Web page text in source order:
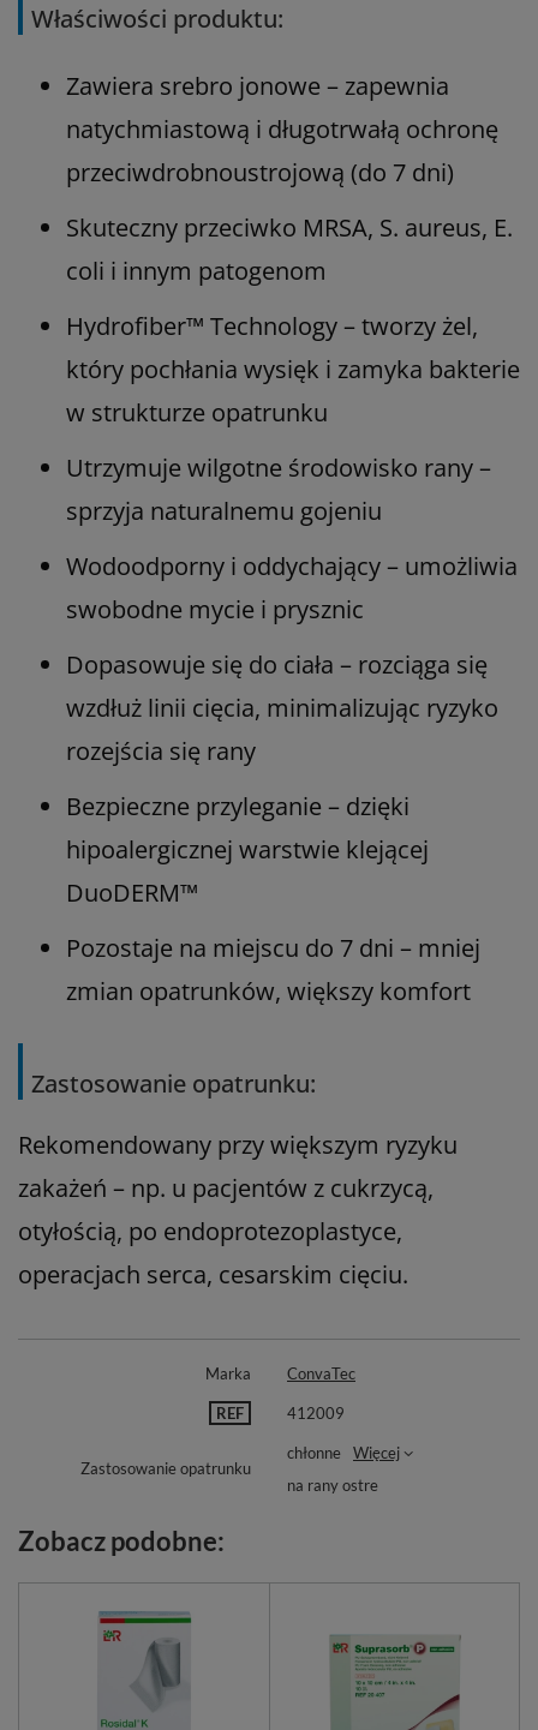
Właściwości produktu:
Zawiera srebro jonowe – zapewnia
natychmiastową i długotrwałą ochronę
przeciwdrobnoustrojową (do 7 dni)
Skuteczny przeciwko MRSA, S. aureus, E.
coli i innym patogenom
Hydrofiber™ Technology – tworzy żel,
który pochłania wysięk i zamyka bakterie
w strukturze opatrunku
Utrzymuje wilgotne środowisko rany –
sprzyja naturalnemu gojeniu
Wodoodporny i oddychający – umożliwia
swobodne mycie i prysznic
Dopasowuje się do ciała – rozciąga się
wzdłuż linii cięcia, minimalizując ryzyko
rozejścia się rany
Bezpieczne przyleganie – dzięki
hipoalergicznej warstwie klejącej
DuoDERM™
Pozostaje na miejscu do 7 dni – mniej
zmian opatrunków, większy komfort
Zastosowanie opatrunku:
Rekomendowany przy większym ryzyku
zakażeń – np. u pacjentów z cukrzycą,
otyłością, po endoprotezoplastyce,
operacjach serca, cesarskim cięciu.
Marka ConvaTec
REF 412009
Zastosowanie opatrunku
chłonne
Więcej
na rany ostre
Zobacz podobne: